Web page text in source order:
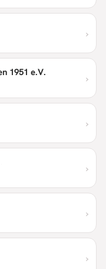
›
1951 e.V. ›
›
›
›
›